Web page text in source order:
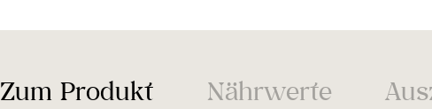
Zum Produkt Nährwerte